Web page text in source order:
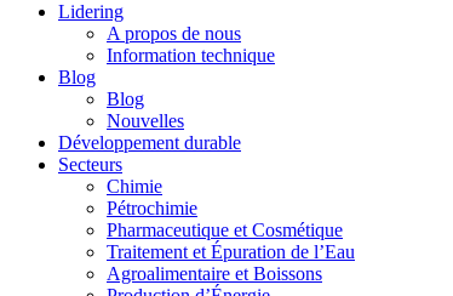
Lidering
A propos de nous
Information technique
Blog
Blog
Nouvelles
Développement durable
Secteurs
Chimie
Pétrochimie
Pharmaceutique et Cosmétique
Traitement et Épuration de l’Eau
Agroalimentaire et Boissons